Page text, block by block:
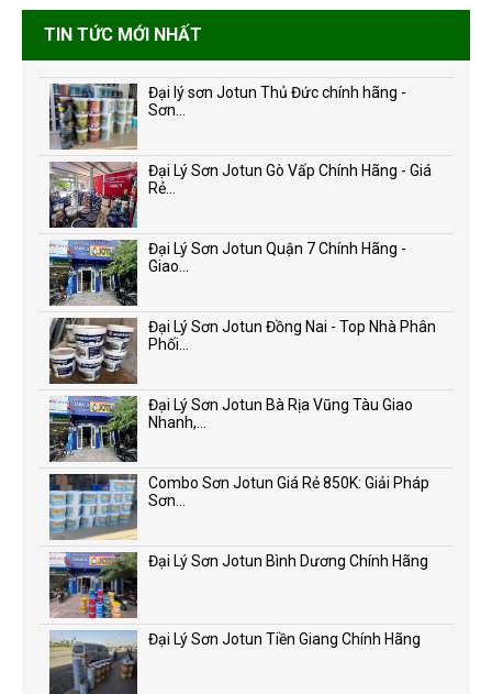
TIN TỨC MỚI NHẤT
Đại lý sơn Jotun Thủ Đức chính hãng -
Sơn...
Đại Lý Sơn Jotun Gò Vấp Chính Hãng - Giá
Rẻ...
Đại Lý Sơn Jotun Quận 7 Chính Hãng -
Giao...
Đại Lý Sơn Jotun Đồng Nai - Top Nhà Phân
Phối...
Đại Lý Sơn Jotun Bà Rịa Vũng Tàu Giao
Nhanh,...
Combo Sơn Jotun Giá Rẻ 850K: Giải Pháp
Sơn...
Đại Lý Sơn Jotun Bình Dương Chính Hãng
Đại Lý Sơn Jotun Tiền Giang Chính Hãng